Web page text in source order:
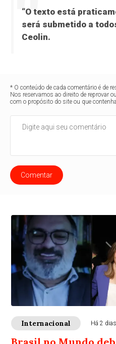
“O texto está
será submetido a
Ceolin.
* O conteúdo de cada comentário é de
Nos reservamos ao direito de reprovar
com o propósito do site ou que
Comentar
Internacional Há 2 dias